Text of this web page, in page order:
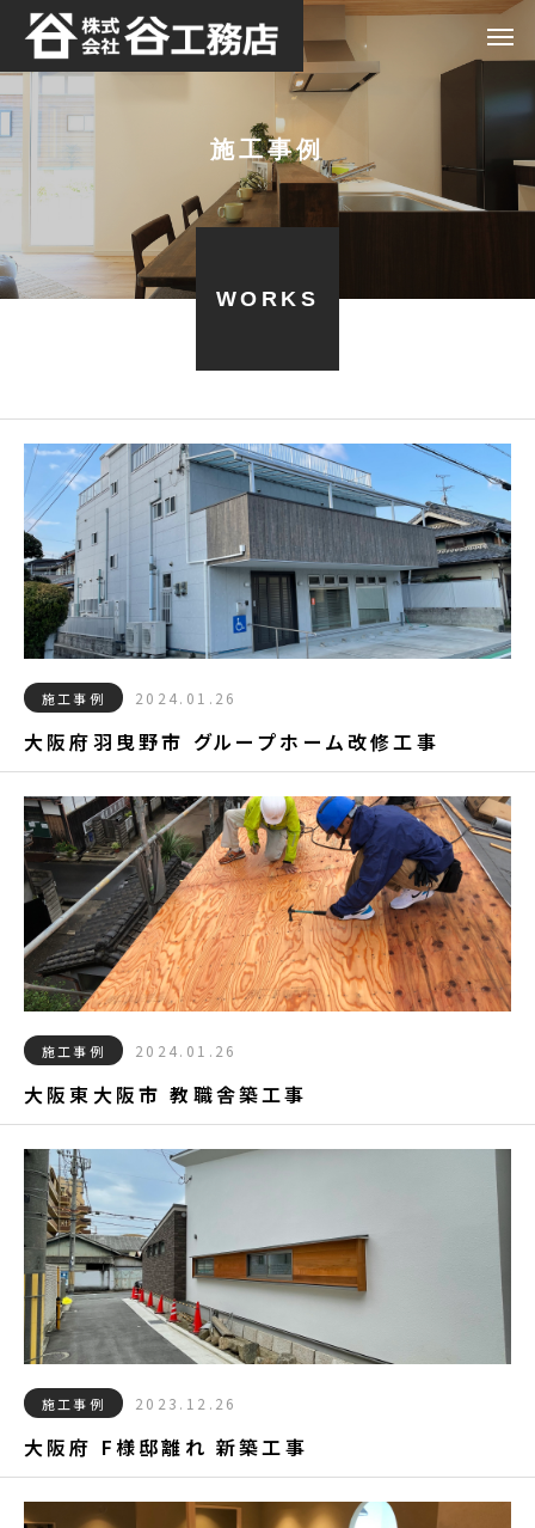
施工事例
WORKS
施工事例 2024.01.26
大阪府羽曳野市 グループホーム改修工事
施工事例 2024.01.26
大阪東大阪市 教職舎築工事
施工事例 2023.12.26
大阪府 F様邸離れ 新築工事